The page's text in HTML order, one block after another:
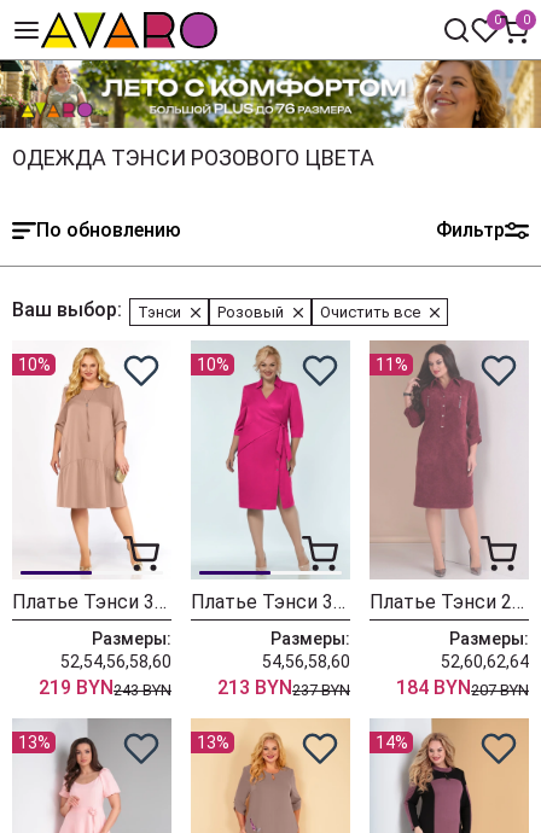
0 0
ОДЕЖДА ТЭНСИ РОЗОВОГО ЦВЕТА
По обновлению Фильтр
Ваш выбор: Тэнси Розовый Очистить все
10%
Платье Тэнси 399 розовое золото
Размеры:
52,54,56,58,60
219 BYN243 BYN
10%
Платье Тэнси 378 фуксия
Размеры:
54,56,58,60
213 BYN237 BYN
11%
Платье Тэнси 258а пепельная роза
Размеры:
52,60,62,64
184 BYN207 BYN
13% 13% 14%